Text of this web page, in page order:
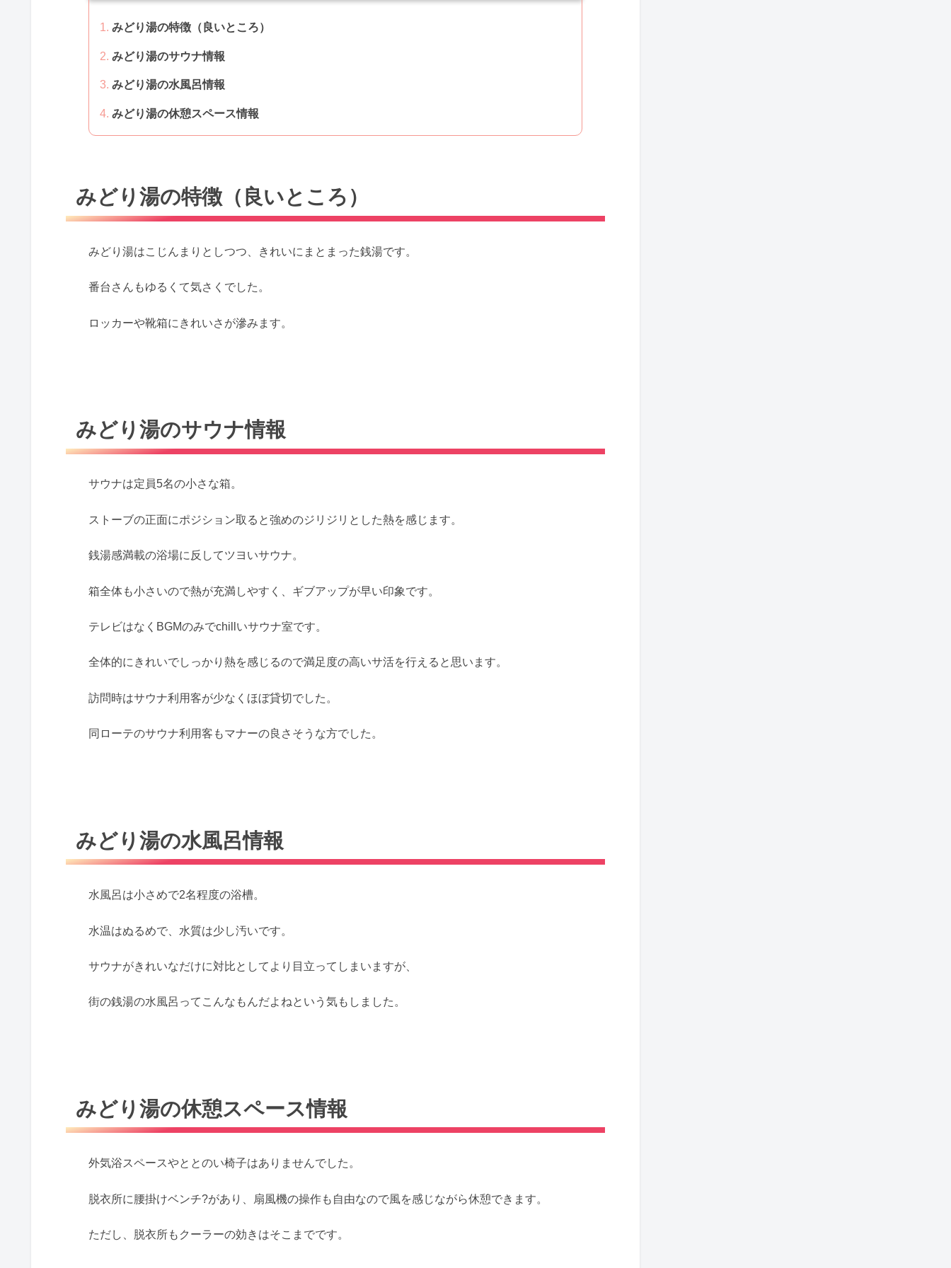
みどり湯の特徴（良いところ）
みどり湯のサウナ情報
みどり湯の水風呂情報
みどり湯の休憩スペース情報
みどり湯の特徴（良いところ）
みどり湯はこじんまりとしつつ、きれいにまとまった銭湯です。
番台さんもゆるくて気さくでした。
ロッカーや靴箱にきれいさが滲みます。
みどり湯のサウナ情報
サウナは定員5名の小さな箱。
ストーブの正面にポジション取ると強めのジリジリとした熱を感じます。
銭湯感満載の浴場に反してツヨいサウナ。
箱全体も小さいので熱が充満しやすく、ギブアップが早い印象です。
テレビはなくBGMのみでchillいサウナ室です。
全体的にきれいでしっかり熱を感じるので満足度の高いサ活を行えると思います。
訪問時はサウナ利用客が少なくほぼ貸切でした。
同ローテのサウナ利用客もマナーの良さそうな方でした。
みどり湯の水風呂情報
水風呂は小さめで2名程度の浴槽。
水温はぬるめで、水質は少し汚いです。
サウナがきれいなだけに対比としてより目立ってしまいますが、
街の銭湯の水風呂ってこんなもんだよねという気もしました。
みどり湯の休憩スペース情報
外気浴スペースやととのい椅子はありませんでした。
脱衣所に腰掛けベンチ?があり、扇風機の操作も自由なので風を感じながら休憩できます。
ただし、脱衣所もクーラーの効きはそこまでです。